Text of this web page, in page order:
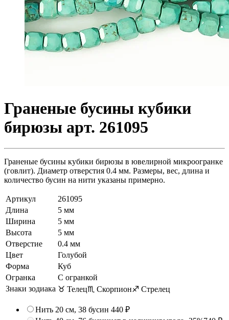
Граненые бусины кубики
бирюзы арт. 261095
Граненые бусины кубики бирюзы в ювелирной микроогранке
(говлит). Диаметр отверстия 0.4 мм. Размеры, вес, длина и
количество бусин на нити указаны примерно.
Артикул
261095
Длина
5 мм
Ширина
5 мм
Высота
5 мм
Отверстие
0.4 мм
Цвет
Голубой
Форма
Куб
Огранка
С огранкой
Знаки зодиака ♉ Телец♏ Скорпион♐ Стрелец
Нить 20 см, 38 бусин 440 ₽